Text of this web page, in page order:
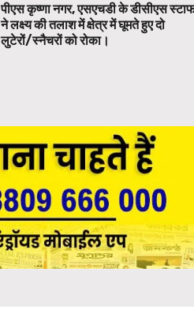
पीएस कृष्णा नगर, एसएचडी के डीसीएस
ने लक्ष्य की तलाश में क्षेत्र में घूमते हुए दो
लुटेरों/स्नैचरों को रोका।